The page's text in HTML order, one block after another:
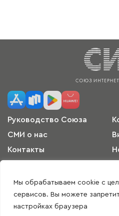
Мы обрабатываем cookie с
сервисов. Вы можете
настройках браузера
Руководство Союза
СМИ о нас
Контакты
персональных данных